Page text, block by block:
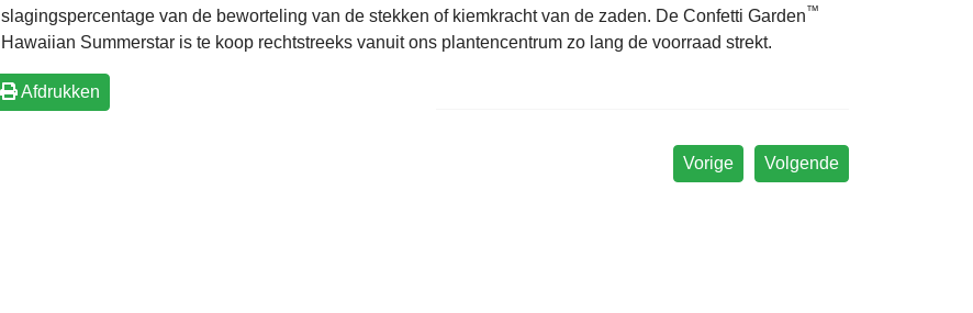
slagingspercentage van de beworteling van de stekken of kiemkracht van de zaden. De Confetti Garden™
Hawaiian Summerstar is te koop rechtstreeks vanuit ons plantencentrum zo lang de voorraad strekt.
Afdrukken
Volgende
Vorige